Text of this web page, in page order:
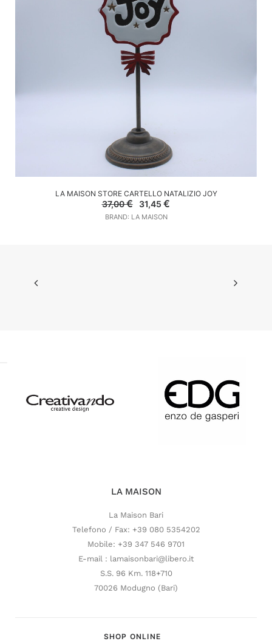
AGGIUNGI AL CARRELLO
LA MAISON STORE CARTELLO NATALIZIO JOY
37,00€
Il
prezzo
originale
31,45€
BRAND: LA MAISON
LA MAISON
La Maison Bari
Telefono / Fax: +39 080 5354202
Mobile: +39 347 546 9701
E-mail : lamaisonbari@libero.it
S.S. 96 Km. 118+710
70026 Modugno (Bari)
SHOP ONLINE